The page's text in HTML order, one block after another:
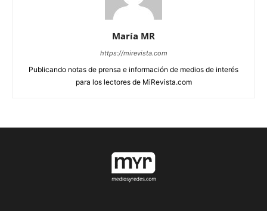
María MR
https://mirevista.com
Publicando notas de prensa e información de medios de interés
para los lectores de MiRevista.com